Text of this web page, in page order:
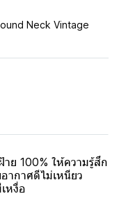
Neck Vintage
ย 100% ให้ความรู้สึก
ากาศดีไม่เหนียว
หงื่อ